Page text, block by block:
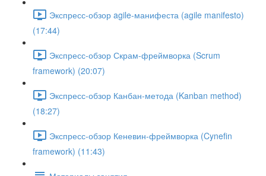
Экспресс-обзор agile-манифеста (agile manifesto)
(17:44)
Экспресс-обзор Скрам-фреймворка (Scrum
framework) (20:07)
Экспресс-обзор Канбан-метода (Kanban method)
(18:27)
Экспресс-обзор Кеневин-фреймворка (Cynefin
framework) (11:43)